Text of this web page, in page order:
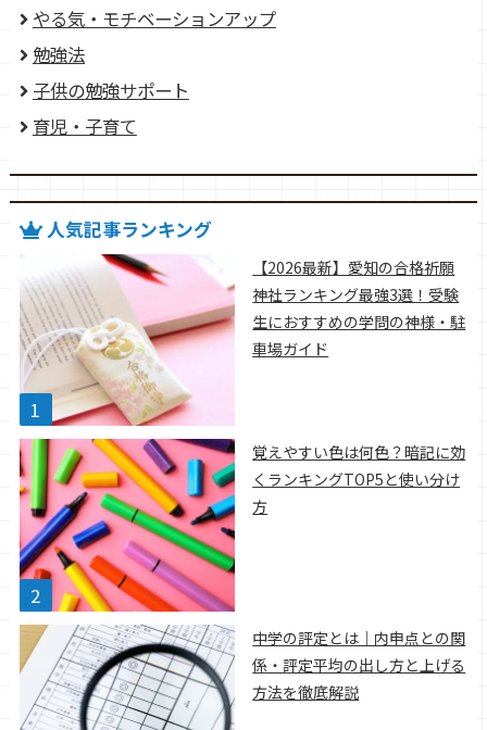
やる気・モチベーションアップ
勉強法
子供の勉強サポート
育児・子育て
人気記事ランキング
【2026最新】愛知の合格祈願
神社ランキング最強3選！受験
生におすすめの学問の神様・駐
車場ガイド
覚えやすい色は何色？暗記に効
くランキングTOP5と使い分け
方
中学の評定とは｜内申点との関
係・評定平均の出し方と上げる
方法を徹底解説